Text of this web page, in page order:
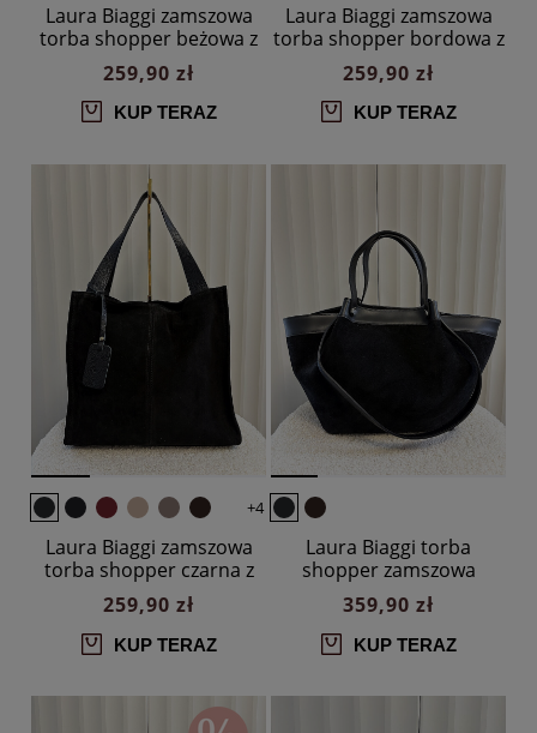
Laura Biaggi zamszowa
torba shopper beżowa z
przeszyciem
259,90 zł
KUP TERAZ
Laura Biaggi zamszowa
torba shopper bordowa z
przeszyciem
259,90 zł
KUP TERAZ
+4
Laura Biaggi zamszowa
torba shopper czarna z
przeszyciem
259,90 zł
KUP TERAZ
Laura Biaggi torba
shopper zamszowa
czarna
359,90 zł
KUP TERAZ